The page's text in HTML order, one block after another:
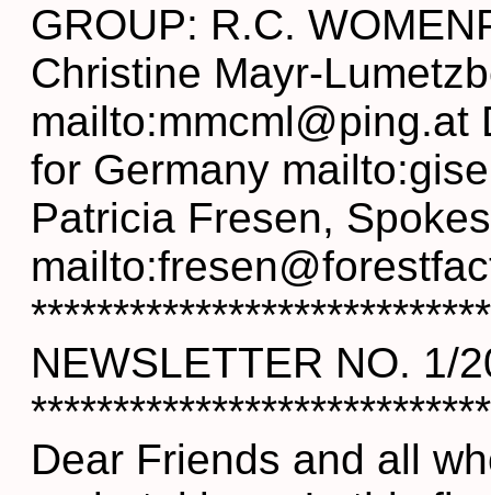
GROUP: R.C.
Christine Mayr-
mailto:mmcml@ping.at
for Germany
Patricia Fresen,
NEWSLETTER NO. 1/
Dear Friends and all